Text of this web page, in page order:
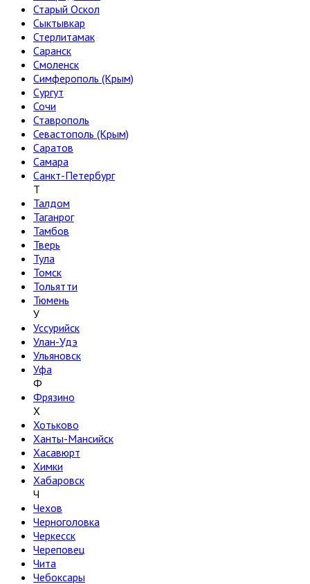
Старый Оскол
Сыктывкар
Стерлитамак
Саранск
Смоленск
Симферополь (Крым)
Сургут
Сочи
Ставрополь
Севастополь (Крым)
Саратов
Самара
Санкт-Петербург
Т
Талдом
Таганрог
Тамбов
Тверь
Тула
Томск
Тольятти
Тюмень
У
Уссурийск
Улан-Удэ
Ульяновск
Уфа
Ф
Фрязино
Х
Хотьково
Ханты-Мансийск
Хасавюрт
Химки
Хабаровск
Ч
Чехов
Черноголовка
Черкесск
Череповец
Чита
Чебоксары